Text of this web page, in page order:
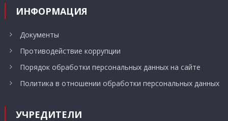
ИНФОРМАЦИЯ
Документы
Противодействие коррупции
Порядок обработки персональных данных на сайте
Политика в отношении обработки персональных данных
УЧРЕДИТЕЛИ